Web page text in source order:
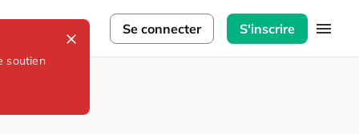
soutien
Se connecter S'inscrire